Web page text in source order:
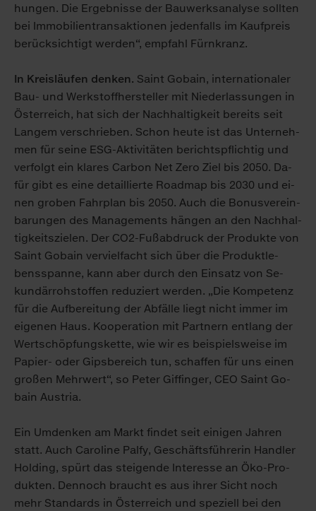
hun­gen. Die Er­geb­nis­se der Bau­werks­ana­ly­se soll­ten
bei Im­mo­bi­li­en­trans­ak­tio­nen je­den­falls im Kauf­preis
be­rück­sich­tigt wer­den“, emp­fahl Fürn­kranz.
In Kreis­läufen denken. Saint Go­bain, in­ter­na­tio­na­ler
Bau- und Werk­stoff­her­stel­ler mit Nie­der­las­sun­gen in
Ös­ter­reich, hat sich der Nach­hal­tig­keit be­reits seit
Lan­gem ver­schrie­ben. Schon heu­te ist das Un­ter­neh­
men für sei­ne ESG-Ak­ti­vi­tä­ten be­richts­pflich­tig und
ver­folgt ein kla­res Car­bon Net Ze­ro Ziel bis 2050. Da­
für gibt es ei­ne de­tail­lier­te Road­map bis 2030 und ei­
nen gro­ben Fahr­plan bis 2050. Auch die Bo­nus­ver­ein­
ba­run­gen des Ma­nage­ments hän­gen an den Nach­hal­
tig­keits­zie­len. Der CO2-Fuß­ab­druck der Pro­duk­te von
Saint Go­bain ver­viel­facht sich über die Pro­dukt­le­
bens­span­ne, kann aber durch den Ein­satz von Se­
kun­där­roh­stof­fen re­du­ziert wer­den. „Die Kom­pe­tenz
für die Auf­be­rei­tung der Ab­fäl­le liegt nicht im­mer im
ei­ge­nen Haus. Ko­ope­ra­ti­on mit Part­nern ent­lang der
Wert­schöp­fungs­ket­te, wie wir es bei­spiels­wei­se im
Pa­pier- oder Gips­be­reich tun, schaf­fen für uns ei­nen
gro­ßen Mehr­wert“, so Pe­ter Gif­fin­ger, CEO Saint Go­
bain Aus­tria.
Ein Um­den­ken am Markt fin­det seit ei­ni­gen Jah­ren
statt. Auch Ca­ro­li­ne Pal­fy, Ge­schäfts­füh­re­rin Hand­ler
Hol­ding, spürt das stei­gen­de In­ter­es­se an Öko-Pro­
duk­ten. Den­noch braucht es aus ih­rer Sicht noch
mehr Stan­dards in Ös­ter­reich und spe­zi­ell bei den